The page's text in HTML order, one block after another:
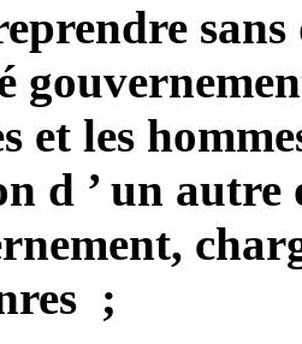
et les
d ’ un autre
;